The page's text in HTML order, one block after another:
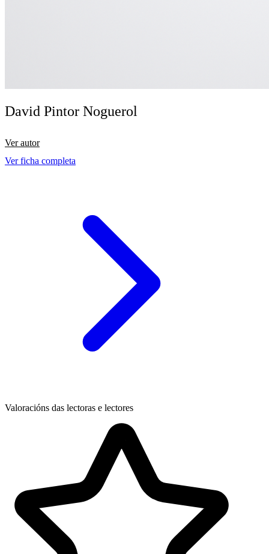
David Pintor Noguerol
Ver autor
Ver ficha completa
Valoracións das lectoras e lectores